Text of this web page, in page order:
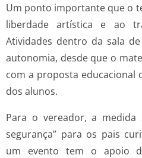
Um ponto importante que o
liberdade artística e ao
Atividades dentro da sala
autonomia, desde que o
com a proposta educacional
dos alunos.
Para o vereador, a
segurança” para os pais
um evento tem o apoio